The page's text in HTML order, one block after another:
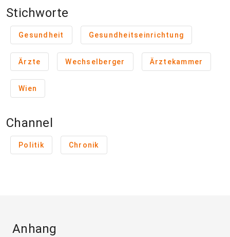
Stichworte
Gesundheit Gesundheitseinrichtung
Ärzte Wechselberger Ärztekammer
Wien
Channel
Politik Chronik
Anhang